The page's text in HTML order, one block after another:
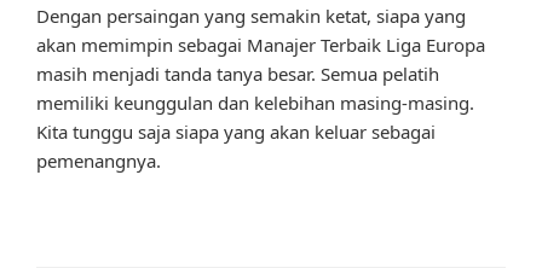
Dengan persaingan yang semakin ketat, siapa yang
akan memimpin sebagai Manajer Terbaik Liga Europa
masih menjadi tanda tanya besar. Semua pelatih
memiliki keunggulan dan kelebihan masing-masing.
Kita tunggu saja siapa yang akan keluar sebagai
pemenangnya.